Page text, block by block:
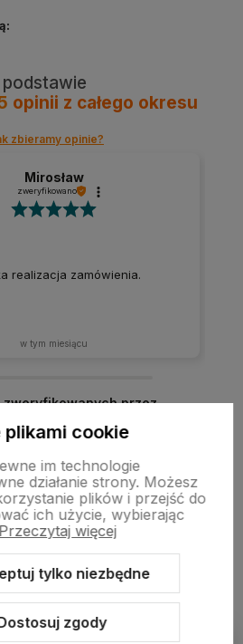
podstawie
opinii z całego okresu
zbieramy opinie?
Mirosław
zweryfikowano
realizacja zamówienia.
w tym miesiącu
zweryfikowanych przez
Szablon Shoper Modern 3.0™
plikami cookie
im technologie
działanie strony. Możesz
plików i przejść do
ich użycie, wybierając
Przeczytaj więcej
tylko niezbędne
zgody